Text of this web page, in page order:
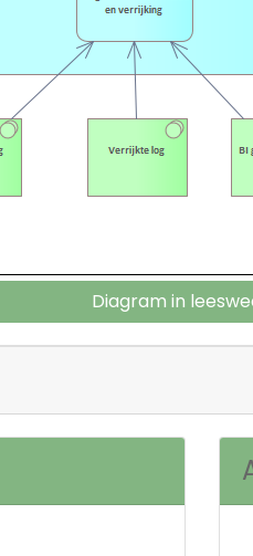
Diagram in